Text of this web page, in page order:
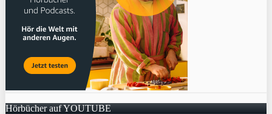
Hörbücher auf YOUTUBE